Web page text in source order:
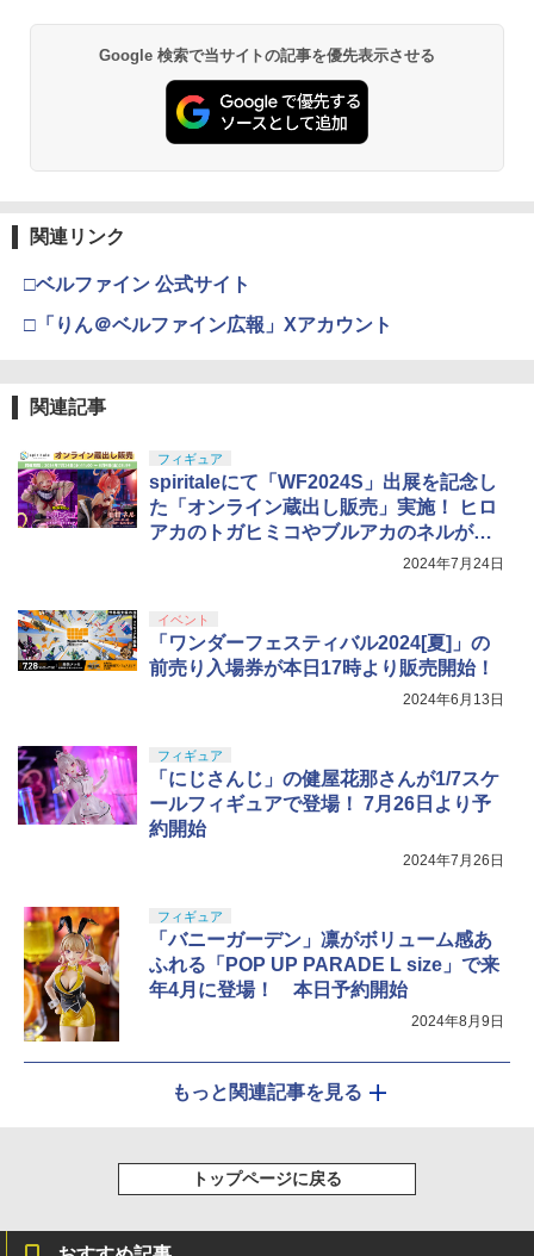
Google 検索で当サイトの記事を優先表示させる
関連リンク
□ベルファイン 公式サイト
□「りん＠ベルファイン広報」Xアカウント
関連記事
フィギュア
spiritaleにて「WF2024S」出展を記念し
た「オンライン蔵出し販売」実施！ ヒロ
アカのトガヒミコやブルアカのネルが対
2024年7月24日
イベント
「ワンダーフェスティバル2024[夏]」の
前売り入場券が本日17時より販売開始！
2024年6月13日
フィギュア
「にじさんじ」の健屋花那さんが1/7スケ
ールフィギュアで登場！ 7月26日より予
約開始
2024年7月26日
フィギュア
「バニーガーデン」凛がボリューム感あ
ふれる「POP UP PARADE L size」で来
年4月に登場！ 本日予約開始
2024年8月9日
もっと関連記事を見る
トップページに戻る